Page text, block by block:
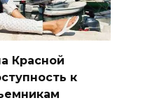
Красной
к